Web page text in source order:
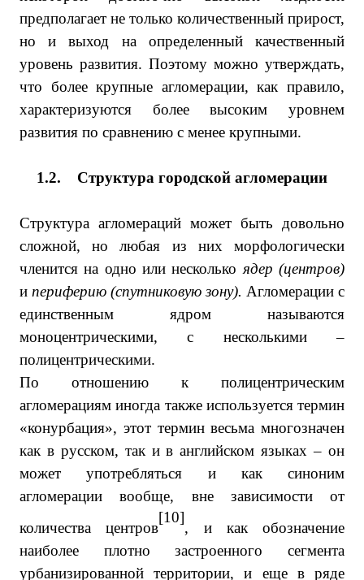
предполагает не только количественный прирост,
но и выход на определенный качественный
уровень развития. Поэтому можно утверждать,
что более крупные агломерации, как правило,
характеризуются более высоким уровнем
развития по сравнению с менее крупными.
1.2. Структура городской агломерации
Структура агломераций может быть довольно
сложной, но любая из них морфологически
членится на одно или несколько ядер (центров)
и периферию (спутниковую зону). Агломерации с
единственным ядром называются
моноцентрическими, с несколькими –
полицентрическими.
По отношению к полицентрическим
агломерациям иногда также используется термин
«конурбация», этот термин весьма многозначен
как в русском, так и в английском языках – он
может употребляться и как синоним
агломерации вообще, вне зависимости от
количества центров
[10]
, и как обозначение
наиболее плотно застроенного сегмента
урбанизированной территории, и еще в ряде